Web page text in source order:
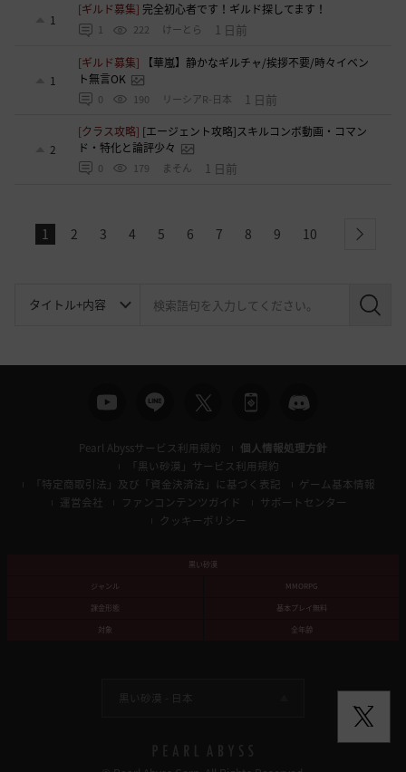
1
[ギルド募集] 完全初心者です！ギルド探してます！
1 222 けーとら 1 日前
1
[ギルド募集]
【華嵐】静かなギルチャ/挨拶不要/時々イベン
ト無言OK
0 190 リーシアR-日本 1 日前
2
[クラス攻略] [エージェント攻略]スキルコンボ動画・コマン
ド・特化と論評少々
0 179 まそん 1 日前
1 2 3 4 5 6 7 8 9 10 next
検
Pearl Abyssサービス利用規約
個人情報処理方針
「黒い砂漠」サービス利用規約
「特定商取引法」及び「資金決済法」に基づく表記
ゲーム基本情報
運営会社
ファンコンテンツガイド
サポートセンター
クッキーポリシー
黒い砂漠
ジャンル
MMORPG
課金形態
基本プレイ無料
対象
全年齢
黒い砂漠 - 日本